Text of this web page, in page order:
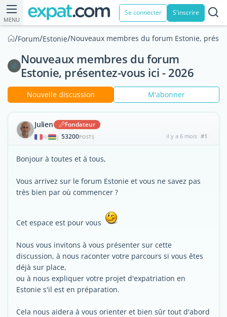
MENU
Se connecter S'inscrire
/Forum/Estonie/Nouveaux membres du forum Estonie,
Nouveaux membres du forum
Estonie, présentez-vous ici - 2026
Nouvelle discussion M'abonner
Julien Fondateur
| 53200POSTS il y a 6 mois #1
Bonjour à toutes et à tous,
Vous arrivez sur le forum Estonie et vous ne savez pas
très bien par où commencer ?
Cet espace est pour vous
Nous vous invitons à vous présenter sur cette
discussion, à nous raconter votre parcours si vous êtes
déjà sur place,
ou à nous expliquer votre projet d'expatriation en
Estonie s'il est en préparation.
Cela nous aidera à vous orienter et bien sûr tout d'abord